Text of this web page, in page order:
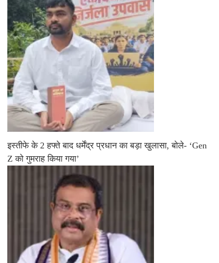
इस्तीफे के 2 हफ्ते बाद धर्मेंद्र प्रधान का बड़ा खुलासा, बोले- ‘Gen
Z को गुमराह किया गया’